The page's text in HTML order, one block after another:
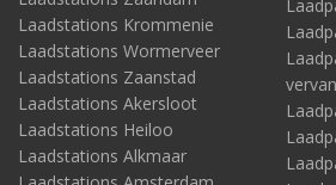
Laadstations Krommenie
Laadstations Wormerveer
Laadstations Zaanstad
Laadstations Akersloot
Laadstations Heiloo
Laadstations Alkmaar